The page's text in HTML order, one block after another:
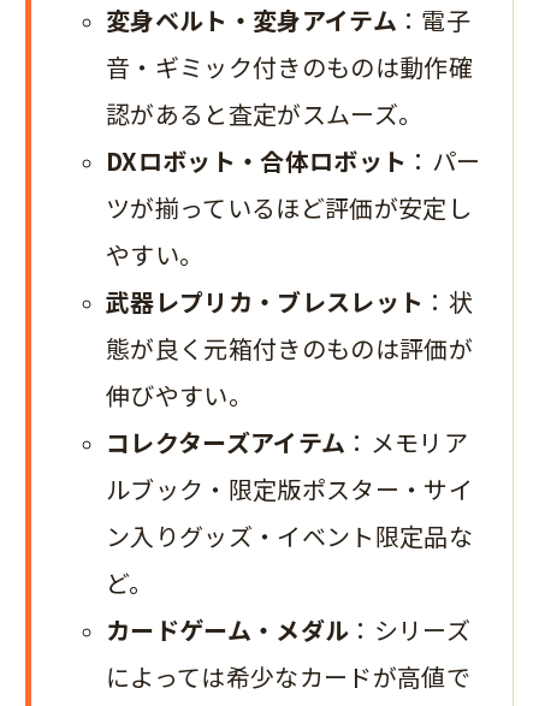
変身ベルト・変身アイテム ：電子
音・ギミック付きのものは動作確
認があると査定がスムーズ。
DXロボット・合体ロボット ：パー
ツが揃っているほど評価が安定し
やすい。
武器レプリカ・ブレスレット ：状
態が良く元箱付きのものは評価が
伸びやすい。
コレクターズアイテム ：メモリア
ルブック・限定版ポスター・サイ
ン入りグッズ・イベント限定品な
ど。
カードゲーム・メダル ：シリーズ
によっては希少なカードが高値で